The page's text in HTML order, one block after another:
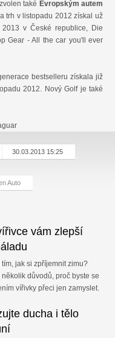
také Evropským autem
trh v listopadu 2012 získal už
v České republice, Die
Gear - All the car you'll ever
bestselleru získala již
2012. Nový Golf je také
30.03.2013 15:25
Auto
vám zlepší
tím, jak si zpříjemnit zimu?
několik důvodů, proč byste se
vířivky přeci jen zamyslet.
ducha i tělo